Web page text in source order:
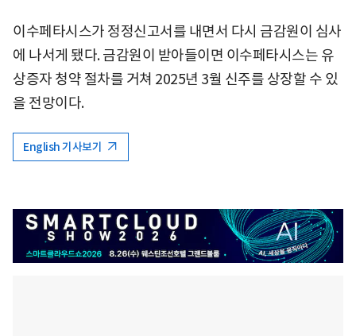
이수페타시스가 정정신고서를 내면서 다시 금감원이 심사
에 나서게 됐다. 금감원이 받아들이면 이수페타시스는 유
상증자 청약 절차를 거쳐 2025년 3월 신주를 상장할 수 있
을 전망이다.
English 기사보기